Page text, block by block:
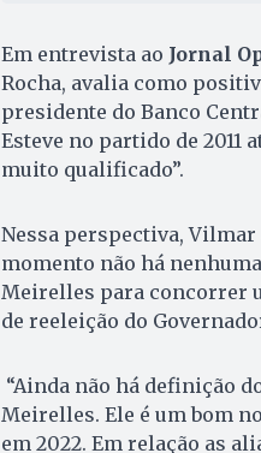
Em entrevista ao Jornal
Rocha, avalia como
presidente do Banco
Esteve no partido de 2011
muito qualificado”.
Nessa perspectiva,
momento não há
Meirelles para concorrer
de reeleição do
“Ainda não há definição
Meirelles. Ele é um bom
em 2022. Em relação as